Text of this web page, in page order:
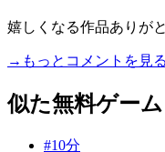
嬉しくなる作品ありが
→もっとコメントを見る
似た無料ゲー
#10分